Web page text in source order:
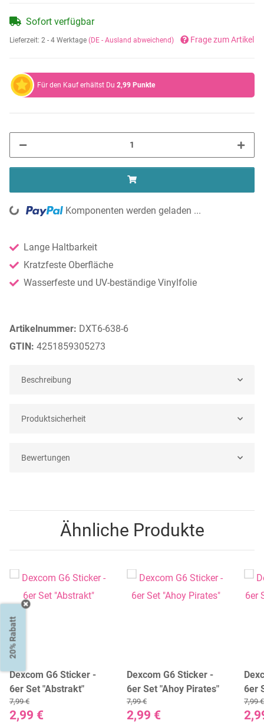
Artikelnummer: DXT6-638-6
GTIN: 4251859305273
Lange Haltbarkeit
Kratzfeste Oberfläche
Wasserfeste und UV-beständige Vinylfolie
Sofort verfügbar
Lieferzeit: 2 - 4 Werktage (DE - Ausland abweichend) Frage zum Artikel
Für den Kauf erhältst Du 2,99 Punkte
Komponenten werden geladen ...
Beschreibung
Produktsicherheit
Bewertungen
Ähnliche Produkte
Dexcom G6 Sticker -
6er Set "Abstrakt"
2,99 €
7,99 €
Dexcom G6 Sticker -
6er Set "Ahoy Pirates"
2,99 €
7,99 €
6er
7,99 €
20% Rabatt